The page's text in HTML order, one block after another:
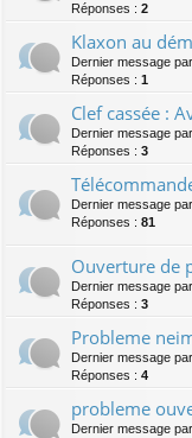
Réponses : 2
Klaxon au
Dernier message par
Réponses : 1
Clef cassée :
Dernier message par
Réponses : 3
Dernier message par
Réponses : 81
Ouverture de
Dernier message par
Réponses : 3
Probleme
Dernier message par
Réponses : 4
probleme
Dernier message par